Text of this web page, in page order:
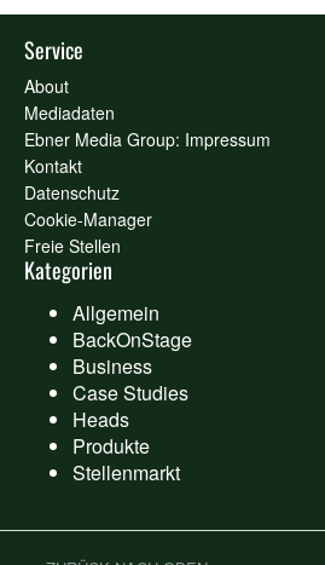
Service
About
Mediadaten
Ebner Media Group: Impressum
Kontakt
Datenschutz
Cookie-Manager
Freie Stellen
Kategorien
Allgemein
BackOnStage
Business
Case Studies
Heads
Produkte
Stellenmarkt